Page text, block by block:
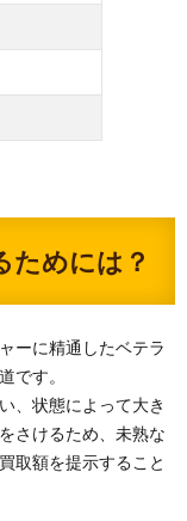
ためには？
ーに精通したベテラ
です。
、状態によって大き
さけるため、未熟な
取額を提示すること